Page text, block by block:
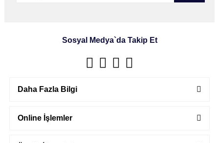
Sosyal Medya`da Takip Et
Daha Fazla Bilgi
Online İşlemler